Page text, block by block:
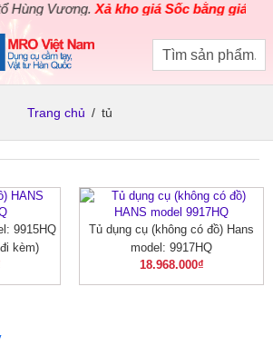
Vương.Xả kho giá Sốc bằng giá Gốc
Trang chủ / tủ
9915HQ
kèm)
Tủ dụng cụ (không có đồ) Hans
model: 9917HQ
18.968.000₫